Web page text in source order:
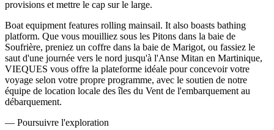
provisions et mettre le cap sur le large.
Boat equipment features rolling mainsail. It also boasts bathing
platform. Que vous mouilliez sous les Pitons dans la baie de
Soufrière, preniez un coffre dans la baie de Marigot, ou fassiez le
saut d'une journée vers le nord jusqu'à l'Anse Mitan en Martinique,
VIEQUES vous offre la plateforme idéale pour concevoir votre
voyage selon votre propre programme, avec le soutien de notre
équipe de location locale des îles du Vent de l'embarquement au
débarquement.
— Poursuivre l'exploration